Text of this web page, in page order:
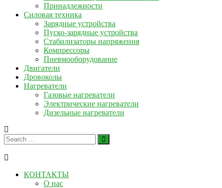
Принадлежности
Силовая техника
Зарядные устройства
Пуско-зарядные устройства
Стабилизаторы напряжения
Компрессоры
Пневмооборудование
Двигатели
Дровоколы
Нагреватели
Газовые нагреватели
Электрические нагреватели
Дизельные нагреватели
КОНТАКТЫ
О нас